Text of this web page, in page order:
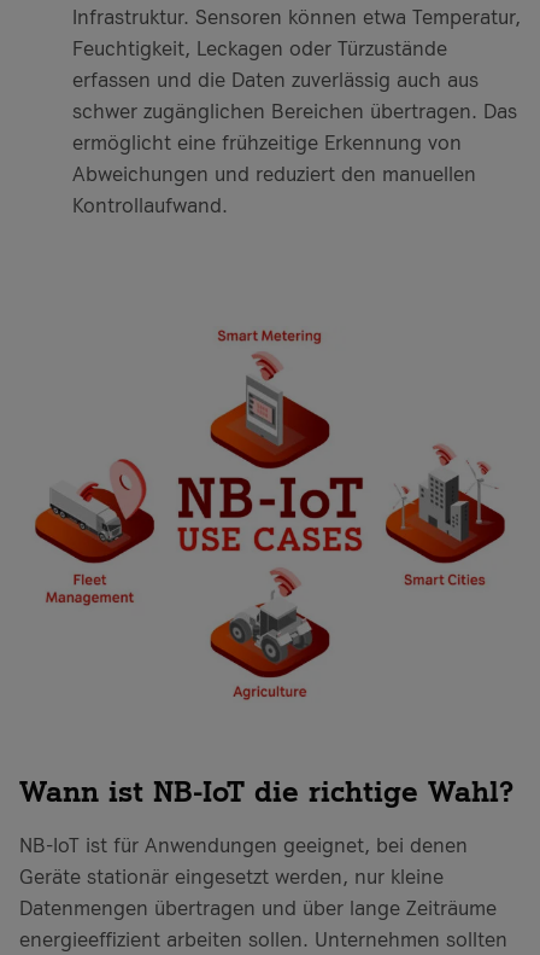
Infrastruktur. Sensoren können etwa Temperatur,
Feuchtigkeit, Leckagen oder Türzustände
erfassen und die Daten zuverlässig auch aus
schwer zugänglichen Bereichen übertragen. Das
ermöglicht eine frühzeitige Erkennung von
Abweichungen und reduziert den manuellen
Kontrollaufwand.
Wann ist NB-IoT die richtige Wahl?
NB-IoT ist für Anwendungen geeignet, bei denen
Geräte stationär eingesetzt werden, nur kleine
Datenmengen übertragen und über lange Zeiträume
energieeffizient arbeiten sollen. Unternehmen sollten